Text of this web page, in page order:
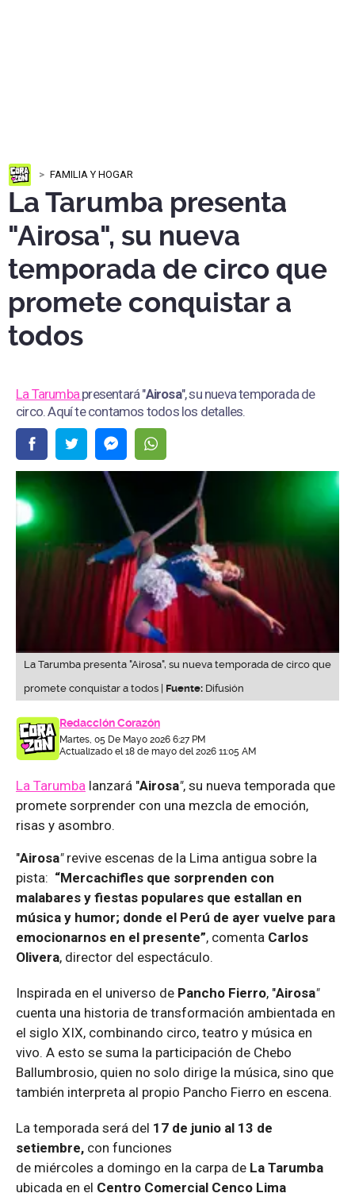
FAMILIA Y HOGAR
La Tarumba presenta
"Airosa", su nueva
temporada de circo que
promete conquistar a
todos
La Tarumba presentará "Airosa", su nueva temporada de
circo. Aquí te contamos todos los detalles.
La Tarumba presenta "Airosa", su nueva temporada de circo que
promete conquistar a todos | Fuente: Difusión
Redacción Corazón
Martes, 05 De Mayo 2026 6:27 PM
Actualizado el 18 de mayo del 2026 11:05 AM
La Tarumba lanzará "Airosa", su nueva temporada que
promete sorprender con una mezcla de emoción,
risas y asombro.
"Airosa"revive escenas de la Lima antigua sobre la
pista: “Mercachifles que sorprenden con
malabares y fiestas populares que estallan en
música y humor; donde el Perú de ayer vuelve para
emocionarnos en el presente”, comenta Carlos
Olivera, director del espectáculo.
Inspirada en el universo de Pancho Fierro, "Airosa"
cuenta una historia de transformación ambientada en
el siglo XIX, combinando circo, teatro y música en
vivo. A esto se suma la participación de Chebo
Ballumbrosio, quien no solo dirige la música, sino que
también interpreta al propio Pancho Fierro en escena.
La temporada será del 1 7 de junio al 13 de
setiembre, con funciones
de miércoles a domingo en la carpa de La Tarumba
ubicada en el Centro Comercial Cenco Lima